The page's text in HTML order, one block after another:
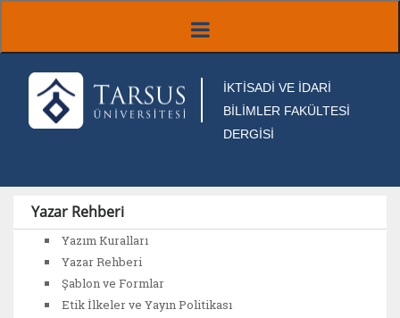
İKTİSADİ VE İDARİ
BİLİMLER FAKÜLTESİ
DERGİSİ
Yazar Rehberi
Yazım Kuralları
Yazar Rehberi
Şablon ve Formlar
Etik İlkeler ve Yayın Politikası